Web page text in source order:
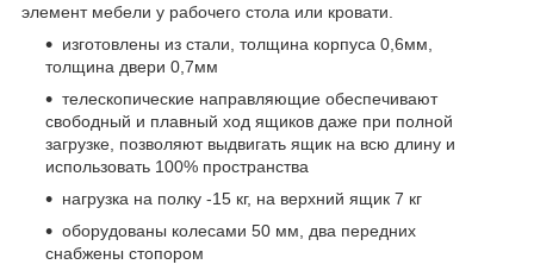
элемент мебели у рабочего стола или кровати.
изготовлены из стали, толщина корпуса 0,6мм,
толщина двери 0,7мм
телескопические направляющие обеспечивают
свободный и плавный ход ящиков даже при полной
загрузке, позволяют выдвигать ящик на всю длину и
использовать 100% пространства
нагрузка на полку -15 кг, на верхний ящик 7 кг
оборудованы колесами 50 мм, два передних
снабжены стопором